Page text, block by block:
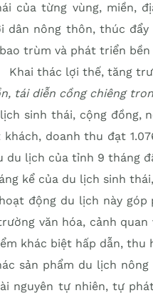
của từng vùng, miền,
dân nông thôn, thúc
trùm và phát triển
tái diễn cồng chiêng
sinh thái, cộng đồng,
doanh thu đạt
du lịch của tỉnh 9 tháng
kể của du lịch sinh
động du lịch này
văn hóa, cảnh
khác biệt hấp dẫn, thu
sản phẩm du lịch
nguyên tự nhiên, tự